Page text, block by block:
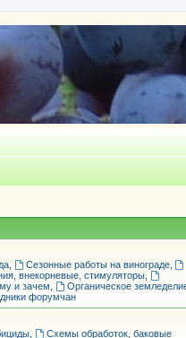
, Сезонные работы на винограде,
внекорневые, стимуляторы,
и зачем Органическое
форумчан
Схемы обработок, баковые